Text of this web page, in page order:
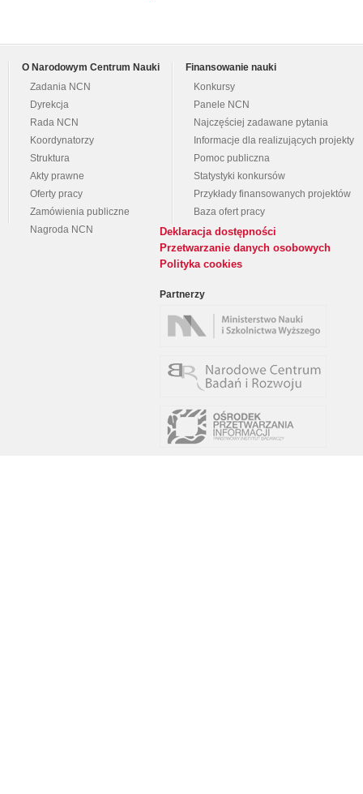
O Narodowym Centrum Nauki
Zadania NCN
Dyrekcja
Rada NCN
Koordynatorzy
Struktura
Akty prawne
Oferty pracy
Zamówienia publiczne
Nagroda NCN
Finansowanie nauki
Konkursy
Panele NCN
Najczęściej zadawane pytania
Informacje dla realizujących projekty
Pomoc publiczna
Statystyki konkursów
Przykłady finansowanych projektów
Baza ofert pracy
Deklaracja dostępności
Przetwarzanie danych osobowych
Polityka cookies
Partnerzy